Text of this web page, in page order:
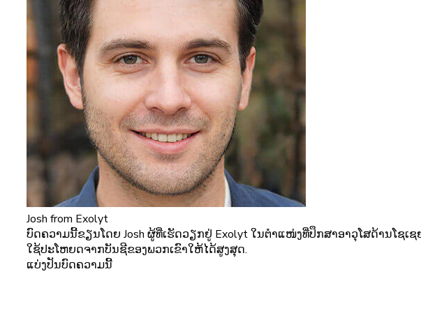
Josh from Exolyt
ບົດຄວາມນີ້ຂຽນໂດຍ Josh ຜູ້ທີ່ເຮັດວຽກຢູ່ Exolyt ໃນຕໍາແໜ່ງທີ່ປຶກສາອາວຸໂສດ້ານໂຊ
ໃຊ້ປະໂຫຍດຈາກບັນຊີຂອງພວກເຂົາໃຫ້ໄດ້ສູງສຸດ.
ແບ່ງປັນບົດຄວາມນີ້